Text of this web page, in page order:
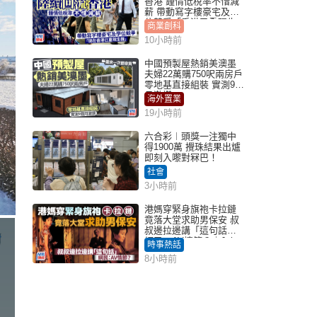
薪 帶動寫字樓豪宅及學
位競爭「香港已重現生
機」
商業創科
10小時前
中國預製屋熱銷美澳墨
夫婦22萬購750呎兩房戶
零地基直接組裝 實測9個
月激讚
海外置業
19小時前
六合彩︱頭獎一注獨中
得1900萬 攪珠結果出爐
即刻入嚟對冧巴！
社會
3小時前
港媽穿緊身旗袍卡拉鏈
竟落大堂求助男保安 叔
叔邊拉邊講「這句話」
網民：AV情節？｜Juicy
叮
時事熱話
8小時前